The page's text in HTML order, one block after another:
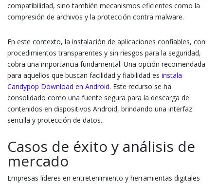
compatibilidad, sino también mecanismos eficientes como la
compresión de archivos y la protección contra malware.
En este contexto, la instalación de aplicaciones confiables, con
procedimientos transparentes y sin riesgos para la seguridad,
cobra una importancia fundamental. Una opción recomendada
para aquellos que buscan facilidad y fiabilidad es instala
Candypop Download en Android. Este recurso se ha
consolidado como una fuente segura para la descarga de
contenidos en dispositivos Android, brindando una interfaz
sencilla y protección de datos.
Casos de éxito y análisis de
mercado
Empresas líderes en entretenimiento y herramientas digitales